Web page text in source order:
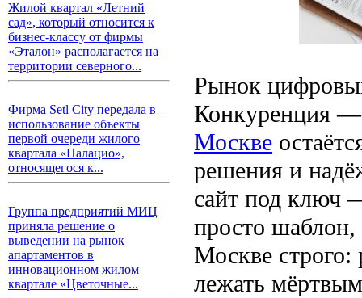
Жилой квартал «Летний
сад», который относится к
бизнес-классу от фирмы
«Эталон» располагается на
территории северного...
Фирма Setl City передала в
использование объекты
первой очереди жилого
квартала «Палацио»,
относящегося к...
Группа предприятий МИЦ
приняла решение о
выведении на рынок
апартаментов в
инновационном жилом
квартале «Цветочные...
Рынок
Конкуренция
Москве
решения и
сайт под ключ
просто
Москве строго:
лежать